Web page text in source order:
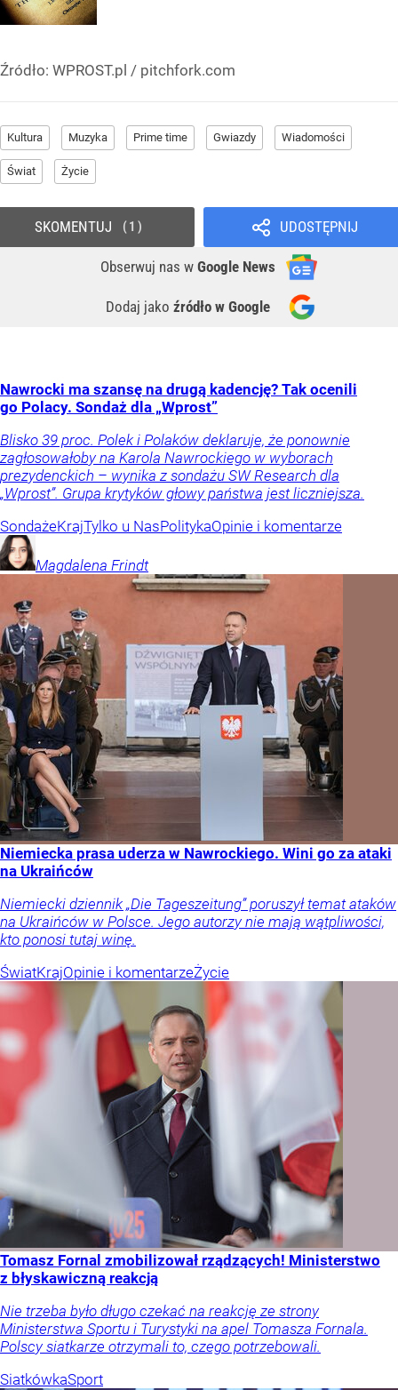
Źródło: WPROST.pl / pitchfork.com
Kultura Muzyka Prime time Gwiazdy Wiadomości
Świat Życie
UDOSTĘPNIJ
Obserwuj nas w Google News
Dodaj jako źródło w Google
SKOMENTUJ 1
Nawrocki ma szansę na drugą kadencję? Tak ocenili
go Polacy. Sondaż dla „Wprost”
Blisko 39 proc. Polek i Polaków deklaruje, że ponownie
zagłosowałoby na Karola Nawrockiego w wyborach
prezydenckich – wynika z sondażu SW Research dla
„Wprost”. Grupa krytyków głowy państwa jest liczniejsza.
SondażeKrajTylko u NasPolitykaOpinie i komentarze
Magdalena Frindt
Niemiecka prasa uderza w Nawrockiego. Wini go za ataki
na Ukraińców
Niemiecki dziennik „Die Tageszeitung” poruszył temat ataków
na Ukraińców w Polsce. Jego autorzy nie mają wątpliwości,
kto ponosi tutaj winę.
ŚwiatKrajOpinie i komentarzeŻycie
Tomasz Fornal zmobilizował rządzących! Ministerstwo
z błyskawiczną reakcją
Nie trzeba było długo czekać na reakcję ze strony
Ministerstwa Sportu i Turystyki na apel Tomasza Fornala.
Polscy siatkarze otrzymali to, czego potrzebowali.
SiatkówkaSport